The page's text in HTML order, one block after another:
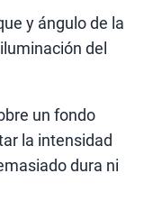
y ángulo de la
del
un fondo
la intensidad
dura ni